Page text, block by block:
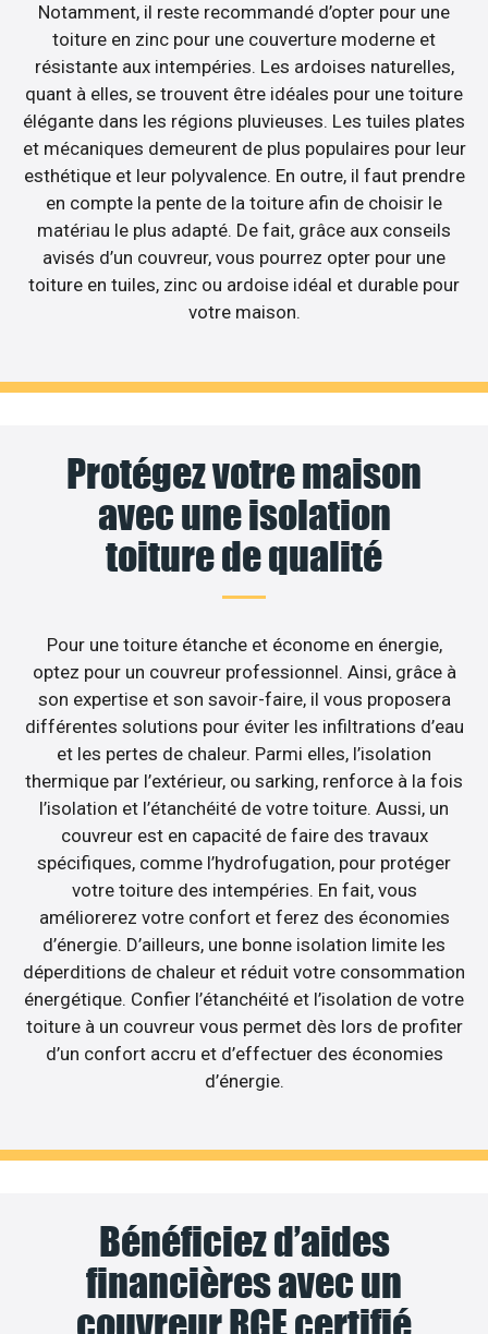
Notamment, il reste recommandé d’opter pour une
toiture en zinc pour une couverture moderne et
résistante aux intempéries. Les ardoises naturelles,
quant à elles, se trouvent être idéales pour une toiture
élégante dans les régions pluvieuses. Les tuiles plates
et mécaniques demeurent de plus populaires pour leur
esthétique et leur polyvalence. En outre, il faut prendre
en compte la pente de la toiture afin de choisir le
matériau le plus adapté. De fait, grâce aux conseils
avisés d’un couvreur, vous pourrez opter pour une
toiture en tuiles, zinc ou ardoise idéal et durable pour
votre maison.
Protégez votre maison
avec une isolation
toiture de qualité
Pour une toiture étanche et économe en énergie,
optez pour un couvreur professionnel. Ainsi, grâce à
son expertise et son savoir-faire, il vous proposera
différentes solutions pour éviter les infiltrations d’eau
et les pertes de chaleur. Parmi elles, l’isolation
thermique par l’extérieur, ou sarking, renforce à la fois
l’isolation et l’étanchéité de votre toiture. Aussi, un
couvreur est en capacité de faire des travaux
spécifiques, comme l’hydrofugation, pour protéger
votre toiture des intempéries. En fait, vous
améliorerez votre confort et ferez des économies
d’énergie. D’ailleurs, une bonne isolation limite les
déperditions de chaleur et réduit votre consommation
énergétique. Confier l’étanchéité et l’isolation de votre
toiture à un couvreur vous permet dès lors de profiter
d’un confort accru et d’effectuer des économies
d’énergie.
Bénéficiez d’aides
financières avec un
couvreur RGE certifié